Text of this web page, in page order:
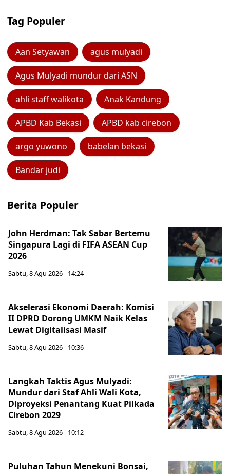
Tag Populer
Aan Setyawan agus mulyadi
Agus Mulyadi mundur dari ASN
ahli staff walikota Anak Kandung
APBD Kab Bekasi APBD kab cirebon
argo yuwono babelan bekasi
Bandar judi
Berita Populer
John Herdman: Tak Sabar Bertemu
Singapura Lagi di FIFA ASEAN Cup
2026
Sabtu, 8 Agu 2026 - 14:24
Akselerasi Ekonomi Daerah: Komisi
II DPRD Dorong UMKM Naik Kelas
Lewat Digitalisasi Masif
Sabtu, 8 Agu 2026 - 10:36
Langkah Taktis Agus Mulyadi:
Mundur dari Staf Ahli Wali Kota,
Diproyeksi Penantang Kuat Pilkada
Cirebon 2029
Sabtu, 8 Agu 2026 - 10:12
Puluhan Tahun Menekuni Bonsai,